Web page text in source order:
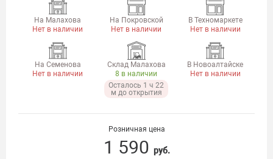
На Малахова
Нет в наличии
На Покровской
Нет в наличии
В Техномаркете
Нет в наличии
На Семенова
Нет в наличии
Склад Малахова
8 в наличии
Осталось 1 ч 22
м до открытия
В Новоалтайске
Нет в наличии
Розничная цена
1 590 руб.